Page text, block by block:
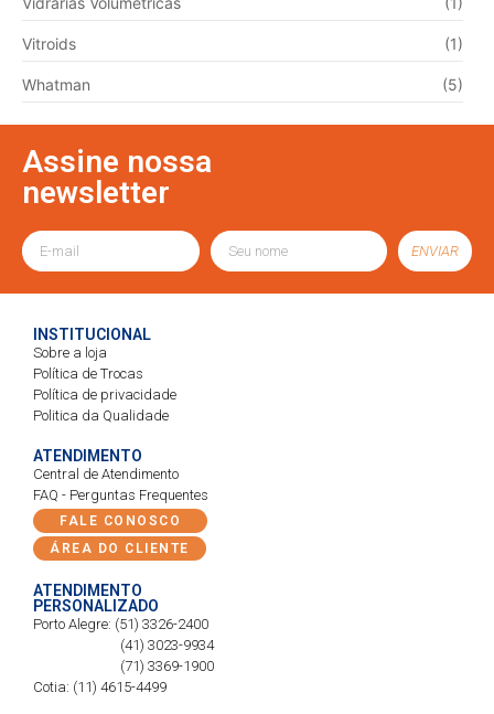
Vitroids (1)
Whatman (5)
Assine nossa
newsletter
ENVIAR
INSTITUCIONAL
Sobre a loja
Política de Trocas
Política de privacidade
Politica da Qualidade
ATENDIMENTO
Central de Atendimento
FAQ - Perguntas Frequentes
FALE CONOSCO
ÁREA DO CLIENTE
ATENDIMENTO
PERSONALIZADO
Porto Alegre: (51) 3326-2400
(41) 3023-9934
(71) 3369-1900
Cotia: (11) 4615-4499